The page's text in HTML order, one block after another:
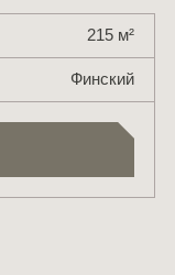
215 м²
Финский